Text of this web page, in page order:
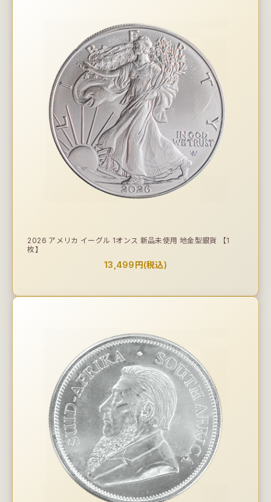
2026 アメリカ イーグル 1オンス 新品未使用 地金型銀貨 【1
枚】
13,499円(税込)